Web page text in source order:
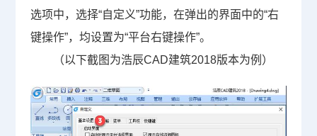
选项中，选择“自定义”功能，在弹出的界面中的“右
键操作”，均设置为“平台右键操作”。
（以下截图为浩辰CAD建筑2018版本为例）